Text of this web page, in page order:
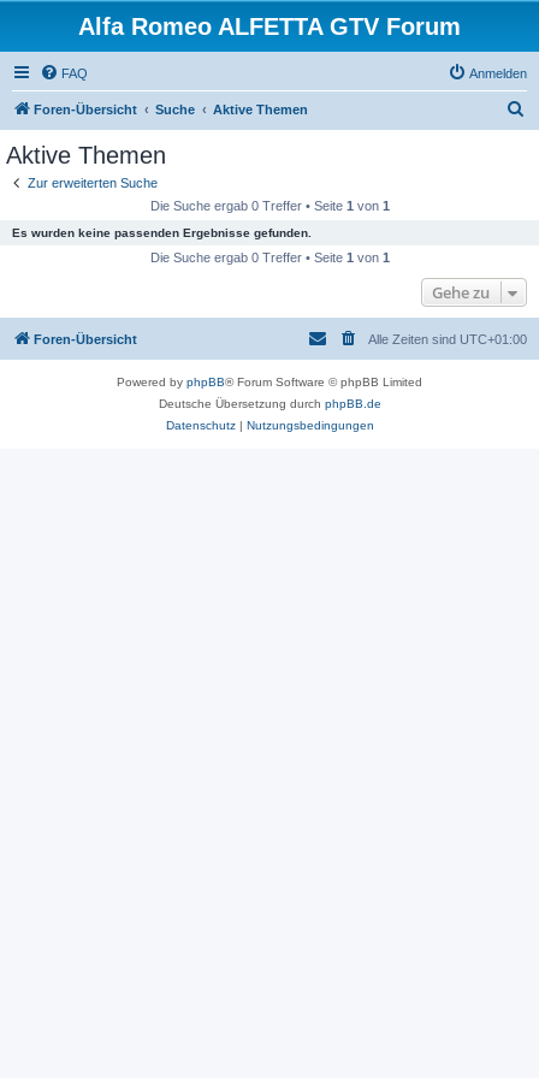
Alfa Romeo ALFETTA GTV Forum
FAQ Anmelden
Foren-Übersicht Suche Aktive Themen
Aktive Themen
Zur erweiterten Suche
Die Suche ergab 0 Treffer • Seite 1 von 1
Es wurden keine passenden Ergebnisse gefunden.
Die Suche ergab 0 Treffer • Seite 1 von 1
Gehe zu
Foren-Übersicht Alle Zeiten sind UTC+01:00
Powered by phpBB® Forum Software © phpBB Limited
Deutsche Übersetzung durch phpBB.de
Datenschutz| Nutzungsbedingungen